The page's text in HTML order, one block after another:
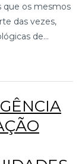
que os mesmos
das vezes,
de...